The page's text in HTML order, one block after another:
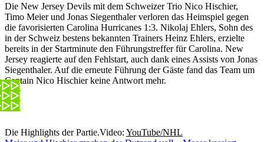
Die New Jersey Devils mit dem Schweizer Trio Nico Hischier,
Timo Meier und Jonas Siegenthaler verloren das Heimspiel gegen
die favorisierten Carolina Hurricanes 1:3. Nikolaj Ehlers, Sohn des
in der Schweiz bestens bekannten Trainers Heinz Ehlers, erzielte
bereits in der Startminute den Führungstreffer für Carolina. New
Jersey reagierte auf den Fehlstart, auch dank eines Assists von Jonas
Siegenthaler. Auf die erneute Führung der Gäste fand das Team um
Captain Nico Hischier keine Antwort mehr.
Die Highlights der Partie.Video: YouTube/NHL